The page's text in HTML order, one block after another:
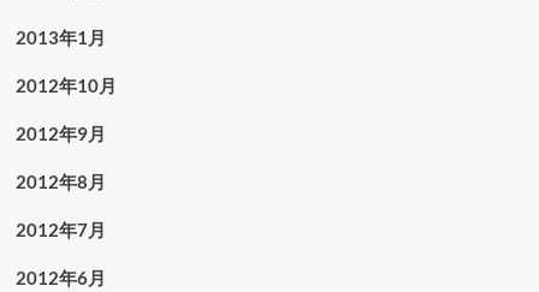
2013年1月
2012年10月
2012年9月
2012年8月
2012年7月
2012年6月